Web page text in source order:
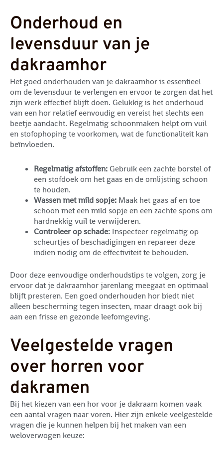
Onderhoud en
levensduur van je
dakraamhor
Het goed onderhouden van je dakraamhor is essentieel
om de levensduur te verlengen en ervoor te zorgen dat het
zijn werk effectief blijft doen. Gelukkig is het onderhoud
van een hor relatief eenvoudig en vereist het slechts een
beetje aandacht. Regelmatig schoonmaken helpt om vuil
en stofophoping te voorkomen, wat de functionaliteit kan
beïnvloeden.
Regelmatig afstoffen:Gebruik een zachte borstel of
een stofdoek om het gaas en de omlijsting schoon
te houden.
Wassen met mild sopje: Maak het gaas af en toe
schoon met een mild sopje en een zachte spons om
hardnekkig vuil te verwijderen.
Controleer op schade: Inspecteer regelmatig op
scheurtjes of beschadigingen en repareer deze
indien nodig om de effectiviteit te behouden.
Door deze eenvoudige onderhoudstips te volgen, zorg je
ervoor dat je dakraamhor jarenlang meegaat en optimaal
blijft presteren. Een goed onderhouden hor biedt niet
alleen bescherming tegen insecten, maar draagt ook bij
aan een frisse en gezonde leefomgeving.
Veelgestelde vragen
over horren voor
dakramen
Bij het kiezen van een hor voor je dakraam komen vaak
een aantal vragen naar voren. Hier zijn enkele veelgestelde
vragen die je kunnen helpen bij het maken van een
weloverwogen keuze: